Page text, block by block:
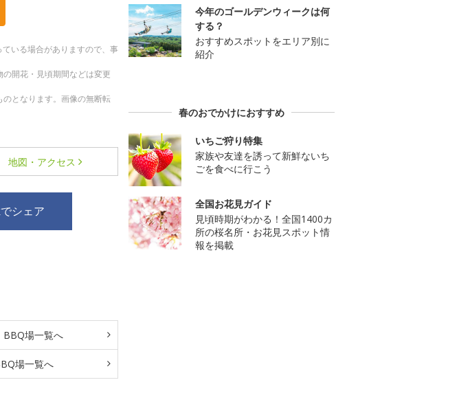
いる場合がありますので、事
開花・見頃期間などは変更
となります。画像の無断転
地図・アクセス
シェア
BBQ場一覧へ
場一覧へ
今年のゴールデンウィークは何
する？
おすすめスポットをエリア別に
紹介
春のおでかけにおすすめ
いちご狩り特集
家族や友達を誘って新鮮ないち
ごを食べに行こう
全国お花見ガイド
見頃時期がわかる！全国1400カ
所の桜名所・お花見スポット情
報を掲載